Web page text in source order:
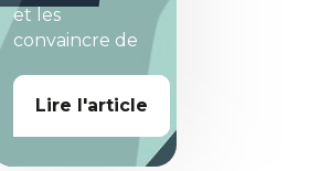
et les
convaincre de
Lire l'article